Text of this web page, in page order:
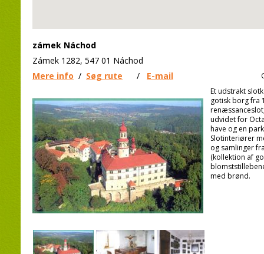
zámek Náchod
Zámek 1282, 547 01 Náchod
Mere info / Søg rute / E-mail
Et udstrakt
gotisk borg fra
udvidet for
have og en
Slotinteriører
og samlinger
(kollektion af
med brønd.